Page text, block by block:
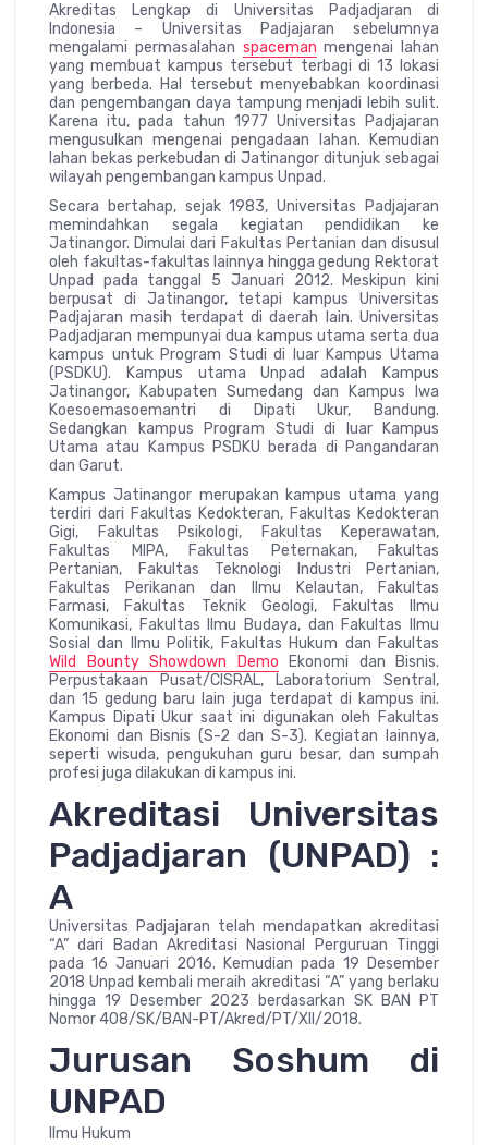
Akreditas Lengkap di Universitas Padjadjaran di
Indonesia – Universitas Padjajaran sebelumnya
mengalami permasalahan spaceman mengenai lahan
yang membuat kampus tersebut terbagi di 13 lokasi
yang berbeda. Hal tersebut menyebabkan koordinasi
dan pengembangan daya tampung menjadi lebih sulit.
Karena itu, pada tahun 1977 Universitas Padjajaran
mengusulkan mengenai pengadaan lahan. Kemudian
lahan bekas perkebudan di Jatinangor ditunjuk sebagai
wilayah pengembangan kampus Unpad.
Secara bertahap, sejak 1983, Universitas Padjajaran
memindahkan segala kegiatan pendidikan ke
Jatinangor. Dimulai dari Fakultas Pertanian dan disusul
oleh fakultas-fakultas lainnya hingga gedung Rektorat
Unpad pada tanggal 5 Januari 2012. Meskipun kini
berpusat di Jatinangor, tetapi kampus Universitas
Padjajaran masih terdapat di daerah lain. Universitas
Padjadjaran mempunyai dua kampus utama serta dua
kampus untuk Program Studi di luar Kampus Utama
(PSDKU). Kampus utama Unpad adalah Kampus
Jatinangor, Kabupaten Sumedang dan Kampus Iwa
Koesoemasoemantri di Dipati Ukur, Bandung.
Sedangkan kampus Program Studi di luar Kampus
Utama atau Kampus PSDKU berada di Pangandaran
dan Garut.
Kampus Jatinangor merupakan kampus utama yang
terdiri dari Fakultas Kedokteran, Fakultas Kedokteran
Gigi, Fakultas Psikologi, Fakultas Keperawatan,
Fakultas MIPA, Fakultas Peternakan, Fakultas
Pertanian, Fakultas Teknologi Industri Pertanian,
Fakultas Perikanan dan Ilmu Kelautan, Fakultas
Farmasi, Fakultas Teknik Geologi, Fakultas Ilmu
Komunikasi, Fakultas Ilmu Budaya, dan Fakultas Ilmu
Sosial dan Ilmu Politik, Fakultas Hukum dan Fakultas
Wild Bounty Showdown Demo Ekonomi dan Bisnis.
Perpustakaan Pusat/CISRAL, Laboratorium Sentral,
dan 15 gedung baru lain juga terdapat di kampus ini.
Kampus Dipati Ukur saat ini digunakan oleh Fakultas
Ekonomi dan Bisnis (S-2 dan S-3). Kegiatan lainnya,
seperti wisuda, pengukuhan guru besar, dan sumpah
profesi juga dilakukan di kampus ini.
Akreditasi Universitas
Padjadjaran (UNPAD) :
A
Universitas Padjajaran telah mendapatkan akreditasi
“A” dari Badan Akreditasi Nasional Perguruan Tinggi
pada 16 Januari 2016. Kemudian pada 19 Desember
2018 Unpad kembali meraih akreditasi “A” yang berlaku
hingga 19 Desember 2023 berdasarkan SK BAN PT
Nomor 408/SK/BAN-PT/Akred/PT/XII/2018.
Jurusan Soshum di
UNPAD
Ilmu Hukum